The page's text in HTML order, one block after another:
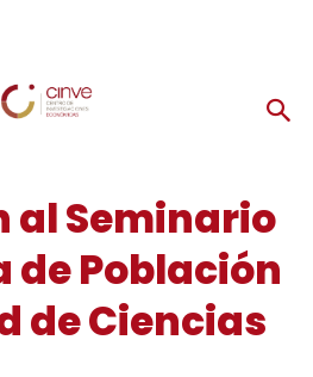
al Seminario
de Población
de Ciencias